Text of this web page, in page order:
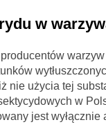
w
nie użycia tej
w
jest